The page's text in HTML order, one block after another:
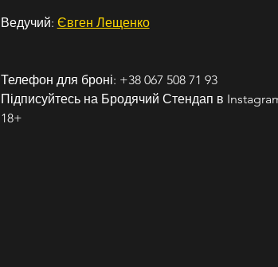
Ведучий: Євген Лещенко
Телефон для броні: +38 067 508 71 93
Підписуйтесь на Бродячий Стендап в
18+